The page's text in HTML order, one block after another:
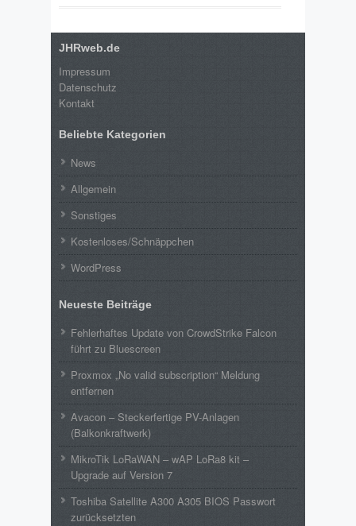
JHRweb.de
Impressum
Datenschutz
Kontakt
Beliebte Kategorien
News
Allgemein
Sonstiges
Kostenloses/Schnäppchen
WordPress
Neueste Beiträge
Fehlerhaftes Update von CrowdStrike Falcon
führt zu Bluescreen
Proxmox „No valid subscription“ Meldung
entfernen
Avacon – Steckerfertige PV-Anlagen
(Balkonkraftwerk)
MikroTik LoRaWAN – wAP LoRa8 kit –
Upgrade auf Version 7
Toshiba Satellite A300 A305 BIOS Passwort
zurücksetzten